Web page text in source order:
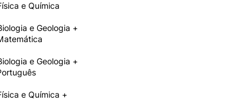
e Química
e Geologia +
e Geologia +
e Química +